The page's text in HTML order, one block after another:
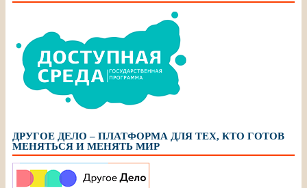
ДРУГОЕ ДЕЛО – ПЛАТФОРМА ДЛЯ ТЕХ, КТО ГОТОВ
МЕНЯТЬСЯ И МЕНЯТЬ МИР